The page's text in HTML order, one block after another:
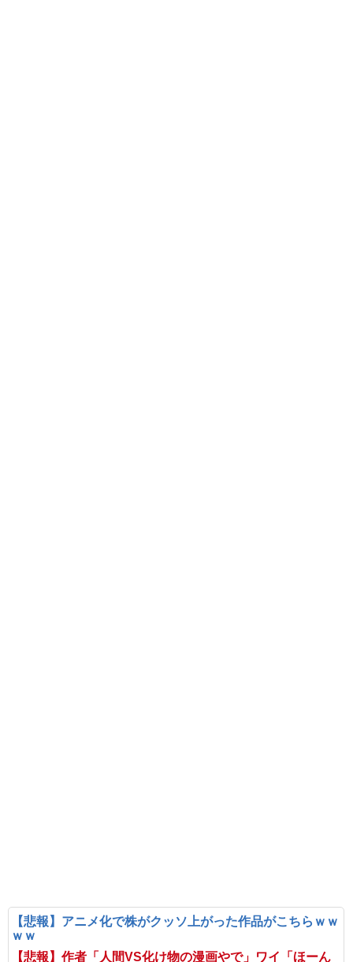
【悲報】アニメ化で株がクッソ上がった作品がこちらｗｗ
ｗｗ
【悲報】作者「人間VS化け物の漫画やで」ワイ「ほーん